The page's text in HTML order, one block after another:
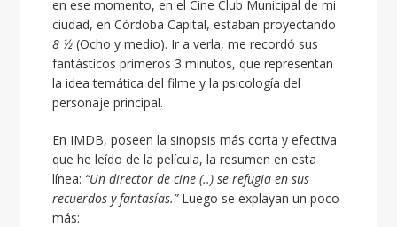
en ese momento, en el Cine Club Municipal de mi
ciudad, en Córdoba Capital, estaban proyectando
8 ½(Ocho y medio). Ir a verla, me recordó sus
fantásticos primeros 3 minutos, que representan
la idea temática del filme y la psicología del
personaje principal.
En IMDB, poseen la sinopsis más corta y efectiva
que he leído de la película, la resumen en esta
línea: “Un director de cine (..) se refugia en sus
recuerdos y fantasías.”Luego se explayan un poco
más: